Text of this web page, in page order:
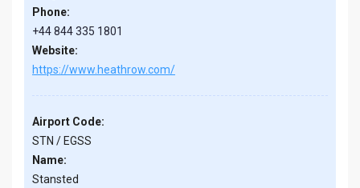
Phone:
+44 844 335 1801
Website:
https://www.heathrow.com/
Airport Code:
STN / EGSS
Name:
Stansted